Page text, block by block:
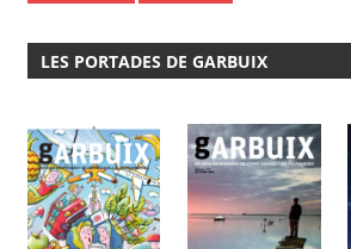
LES PORTADES DE GARBUIX